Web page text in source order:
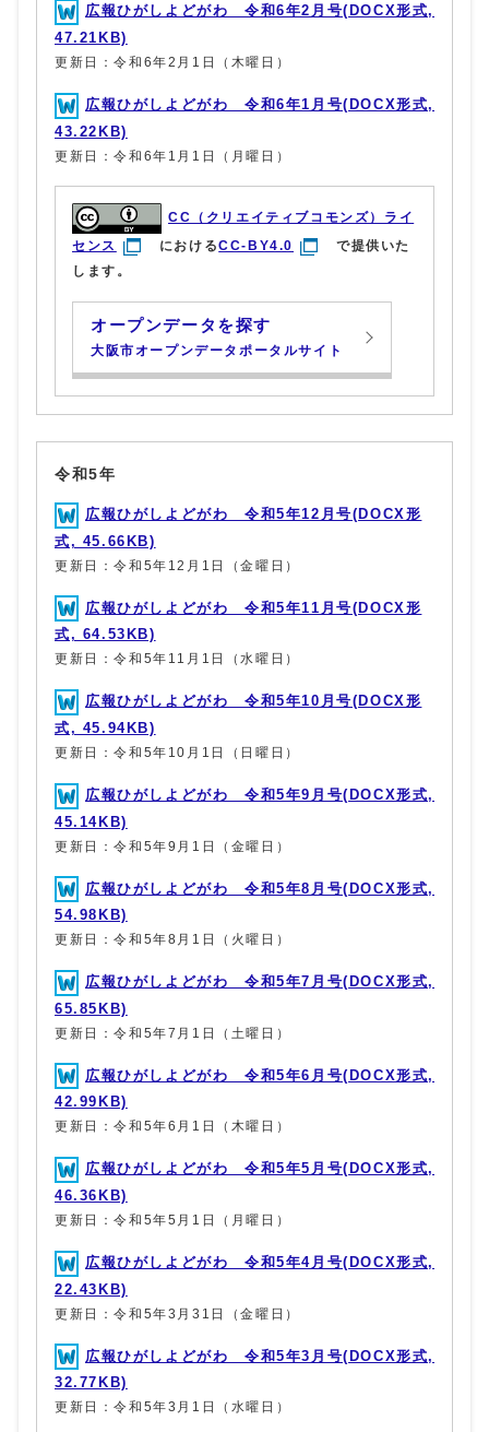
広報ひがしよどがわ 令和6年2月号(DOCX形式,
47.21KB)
更新日：令和6年2月1日（木曜日）
広報ひがしよどがわ 令和6年1月号(DOCX形式,
43.22KB)
更新日：令和6年1月1日（月曜日）
CC（クリエイティブコモンズ）ライ
センス
におけるCC-BY4.0
で提供いた
します。
オープンデータを探す
大阪市オープンデータポータルサイト
令和5年
広報ひがしよどがわ 令和5年12月号(DOCX形
式, 45.66KB)
更新日：令和5年12月1日（金曜日）
広報ひがしよどがわ 令和5年11月号(DOCX形
式, 64.53KB)
更新日：令和5年11月1日（水曜日）
広報ひがしよどがわ 令和5年10月号(DOCX形
式, 45.94KB)
更新日：令和5年10月1日（日曜日）
広報ひがしよどがわ 令和5年9月号(DOCX形式,
45.14KB)
更新日：令和5年9月1日（金曜日）
広報ひがしよどがわ 令和5年8月号(DOCX形式,
54.98KB)
更新日：令和5年8月1日（火曜日）
広報ひがしよどがわ 令和5年7月号(DOCX形式,
65.85KB)
更新日：令和5年7月1日（土曜日）
広報ひがしよどがわ 令和5年6月号(DOCX形式,
42.99KB)
更新日：令和5年6月1日（木曜日）
広報ひがしよどがわ 令和5年5月号(DOCX形式,
46.36KB)
更新日：令和5年5月1日（月曜日）
広報ひがしよどがわ 令和5年4月号(DOCX形式,
22.43KB)
更新日：令和5年3月31日（金曜日）
広報ひがしよどがわ 令和5年3月号(DOCX形式,
32.77KB)
更新日：令和5年3月1日（水曜日）